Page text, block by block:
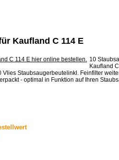
Kaufland C 114 E
10
Kaufland
Staubsaugerbeutelinkl. Feinfilter
- optimal in Funktion auf Ihren